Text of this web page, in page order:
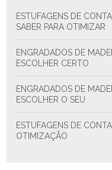
ESTUFAGENS DE CONTAINERS: O QUE VOCÊ PRECISA
SABER PARA OTIMIZAR
ENGRADADOS DE MADEIRAS: GUIA COMPLETO PARA
ESCOLHER CERTO
ENGRADADOS DE MADEIRA: O GUIA COMPLETO PARA
ESCOLHER O SEU
ESTUFAGENS DE CONTAINERS: O GUIA COMPLETO PARA
OTIMIZAÇÃO